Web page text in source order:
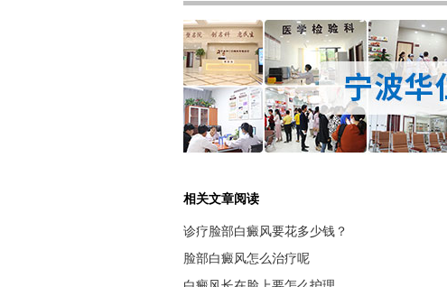
相关文章阅读
诊疗脸部白癜风要花多少钱？
脸部白癜风怎么治疗呢